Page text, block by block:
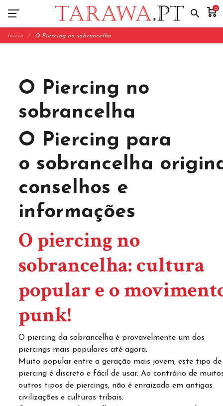
search 0
Início O Piercing no sobrancelha
O Piercing no
sobrancelha
O Piercing para
o sobrancelha
conselhos e
informações
O piercing no
sobrancelha: cultura
popular e o
punk!
O piercing da sobrancelha é provavelmente um dos
piercings mais populares até agora.
Muito popular entre a geração mais jovem, este tipo de
piercing é discreto e fácil de usar. Ao contrário de
outros tipos de piercings, não é enraizado em antigas
civilizações e culturas tribais.